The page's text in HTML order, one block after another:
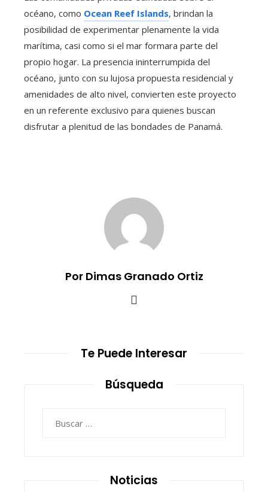
océano, como Ocean Reef Islands, brindan la
posibilidad de experimentar plenamente la vida
marítima, casi como si el mar formara parte del
propio hogar. La presencia ininterrumpida del
océano, junto con su lujosa propuesta residencial y
amenidades de alto nivel, convierten este proyecto
en un referente exclusivo para quienes buscan
disfrutar a plenitud de las bondades de Panamá.
Por Dimas Granado Ortiz
Te Puede Interesar
Búsqueda
Noticias